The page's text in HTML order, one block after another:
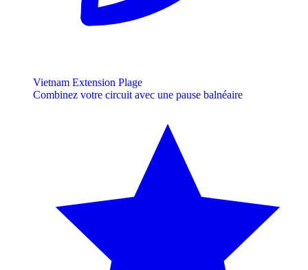
Vietnam Extension Plage
Combinez votre circuit avec une pause balnéaire